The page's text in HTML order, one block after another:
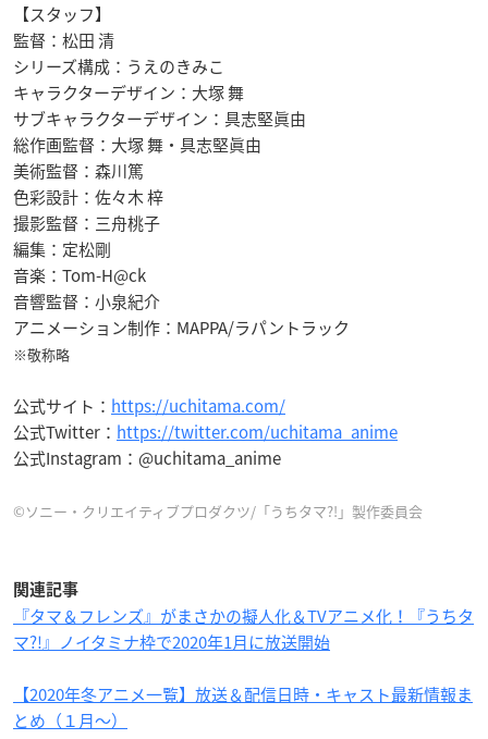
【スタッフ】
監督：松田 清
シリーズ構成：うえのきみこ
キャラクターデザイン：大塚 舞
サブキャラクターデザイン：具志堅眞由
総作画監督：大塚 舞・具志堅眞由
美術監督：森川篤
色彩設計：佐々木 梓
撮影監督：三舟桃子
編集：定松剛
音楽：Tom-H@ck
音響監督：小泉紀介
アニメーション制作：MAPPA/ラパントラック
※敬称略
公式サイト： https://uchitama.com/
公式Twitter： https://twitter.com/uchitama_anime
公式Instagram：@uchitama_anime
©ソニー・クリエイティブプロダクツ/「うちタマ?!」製作委員会
関連記事
『タマ＆フレンズ』がまさかの擬人化＆TVアニメ化！『うちタ
マ?!』ノイタミナ枠で2020年1月に放送開始
【2020年冬アニメ一覧】放送＆配信日時・キャスト最新情報ま
とめ（１月〜）